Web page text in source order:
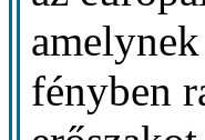
fényben